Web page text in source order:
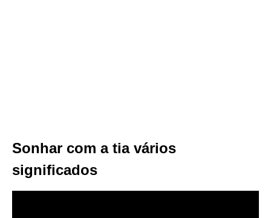
Sonhar com a tia vários
significados